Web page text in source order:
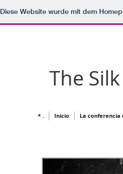
Diese Website wurde mit dem
The
* . Inicio La conferencia